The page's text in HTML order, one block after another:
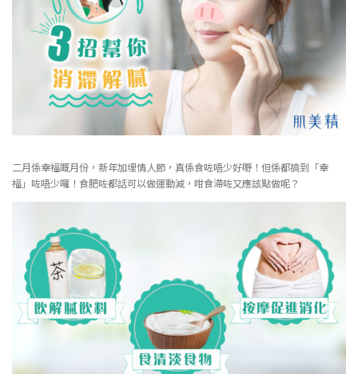
二月係幸福嘅月份，新年加埋情人節，真係食咗唔少好嘢！但係都搞到「幸
福」咗唔少囉！食肥咗都話可以做運動減，咁食滯咗又應該點做呢？